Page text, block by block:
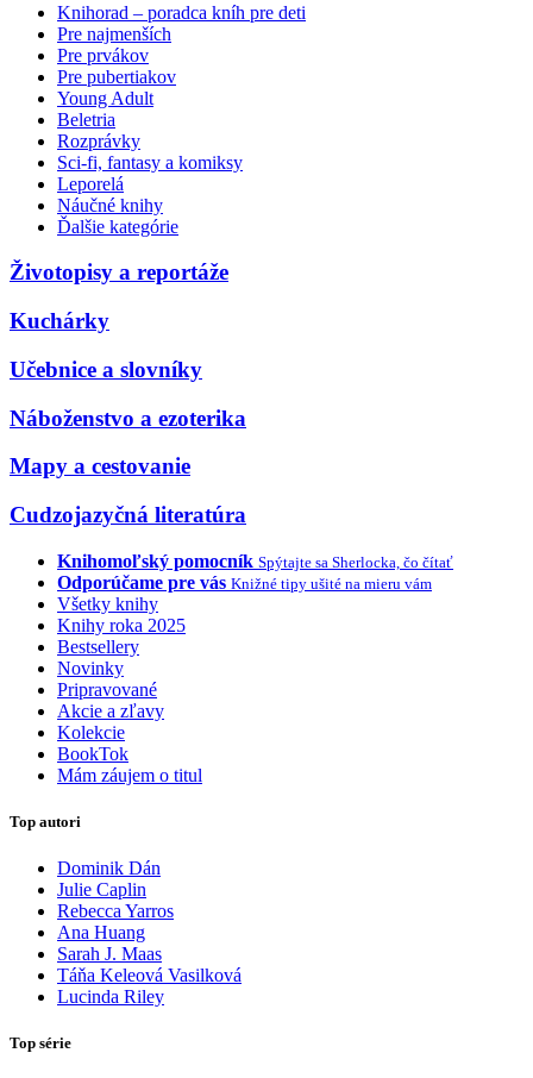
Knihorad – poradca kníh pre deti
Pre najmenších
Pre prvákov
Pre pubertiakov
Young Adult
Beletria
Rozprávky
Sci-fi, fantasy a komiksy
Leporelá
Náučné knihy
Ďalšie kategórie
Životopisy a reportáže
Kuchárky
Učebnice a slovníky
Náboženstvo a ezoterika
Mapy a cestovanie
Cudzojazyčná literatúra
Knihomoľský pomocník Spýtajte sa Sherlocka, čo čítať
Odporúčame pre vás Knižné tipy ušité na mieru vám
Všetky knihy
Knihy roka 2025
Bestsellery
Novinky
Pripravované
Akcie a zľavy
Kolekcie
BookTok
Mám záujem o titul
Top autori
Dominik Dán
Julie Caplin
Rebecca Yarros
Ana Huang
Sarah J. Maas
Táňa Keleová Vasilková
Lucinda Riley
Top série